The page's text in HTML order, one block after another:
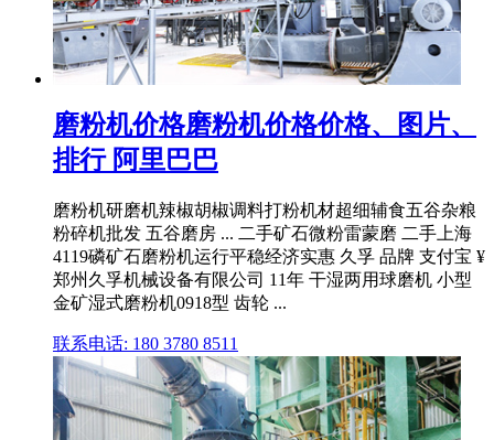
磨粉机价格磨粉机价格价格、图片、
排行 阿里巴巴
磨粉机研磨机辣椒胡椒调料打粉机材超细辅食五谷杂粮
粉碎机批发 五谷磨房 ... 二手矿石微粉雷蒙磨 二手上海
4119磷矿石磨粉机运行平稳经济实惠 久孚 品牌 支付宝 ¥
郑州久孚机械设备有限公司 11年 干湿两用球磨机 小型
金矿湿式磨粉机0918型 齿轮 ...
联系电话: 180 3780 8511